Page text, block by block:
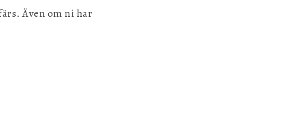
Även om ni har